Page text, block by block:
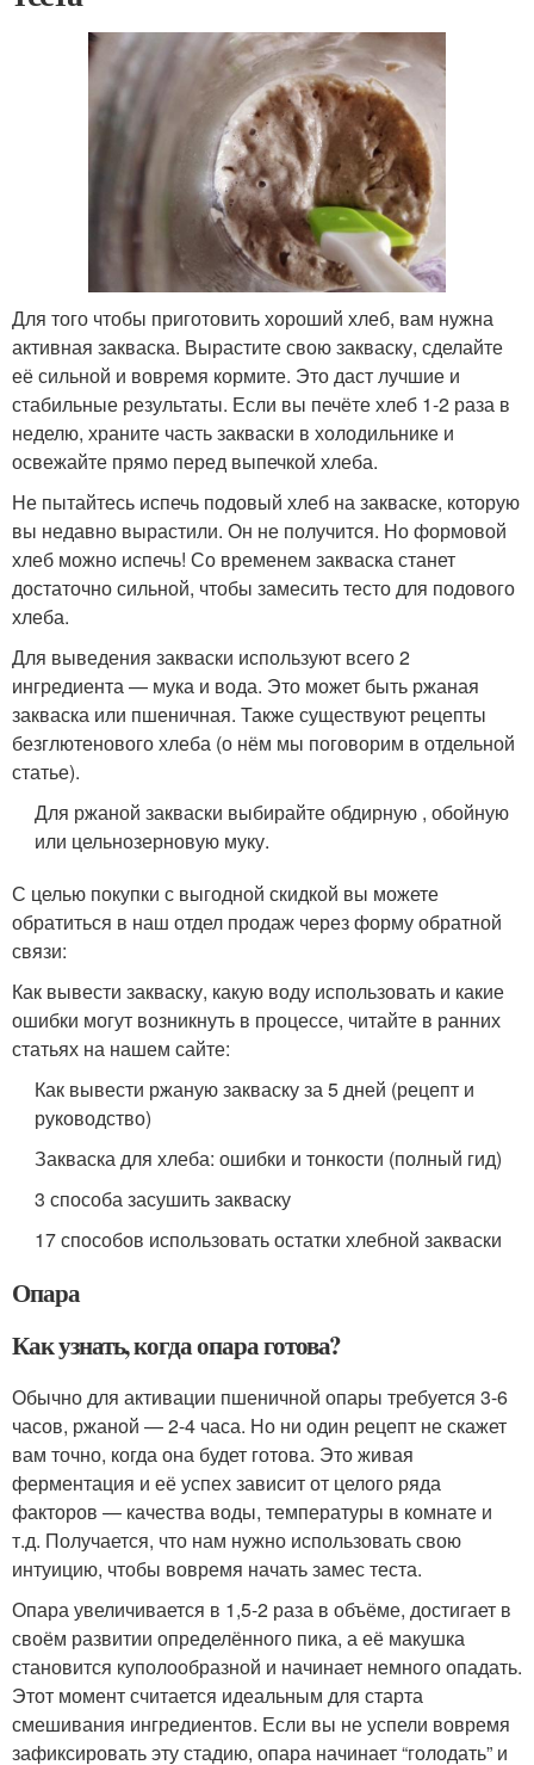
Для того чтобы приготовить хороший хлеб, вам нужна
активная закваска. Вырастите свою закваску, сделайте
её сильной и вовремя кормите. Это даст лучшие и
стабильные результаты. Если вы печёте хлеб 1-2 раза в
неделю, храните часть закваски в холодильнике и
освежайте прямо перед выпечкой хлеба.
Не пытайтесь испечь подовый хлеб на закваске, которую
вы недавно вырастили. Он не получится. Но формовой
хлеб можно испечь! Со временем закваска станет
достаточно сильной, чтобы замесить тесто для подового
хлеба.
Для выведения закваски используют всего 2
ингредиента — мука и вода. Это может быть ржаная
закваска или пшеничная. Также существуют рецепты
безглютенового хлеба (о нём мы поговорим в отдельной
статье).
Для ржаной закваски выбирайте обдирную , обойную
или цельнозерновую муку.
С целью покупки с выгодной скидкой вы можете
обратиться в наш отдел продаж через форму обратной
связи:
Как вывести закваску, какую воду использовать и какие
ошибки могут возникнуть в процессе, читайте в ранних
статьях на нашем сайте:
Как вывести ржаную закваску за 5 дней (рецепт и
руководство)
Закваска для хлеба: ошибки и тонкости (полный гид)
3 способа засушить закваску
17 способов использовать остатки хлебной закваски
Опара
Как узнать, когда опара готова?
Обычно для активации пшеничной опары требуется 3-6
часов, ржаной — 2-4 часа. Но ни один рецепт не скажет
вам точно, когда она будет готова. Это живая
ферментация и её успех зависит от целого ряда
факторов — качества воды, температуры в комнате и
т.д. Получается, что нам нужно использовать свою
интуицию, чтобы вовремя начать замес теста.
Опара увеличивается в 1,5-2 раза в объёме, достигает в
своём развитии определённого пика, а её макушка
становится куполообразной и начинает немного опадать.
Этот момент считается идеальным для старта
смешивания ингредиентов. Если вы не успели вовремя
зафиксировать эту стадию, опара начинает “голодать” и